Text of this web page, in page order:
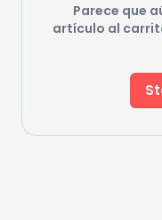
Parece que
artículo al